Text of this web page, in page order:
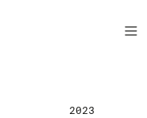
2023